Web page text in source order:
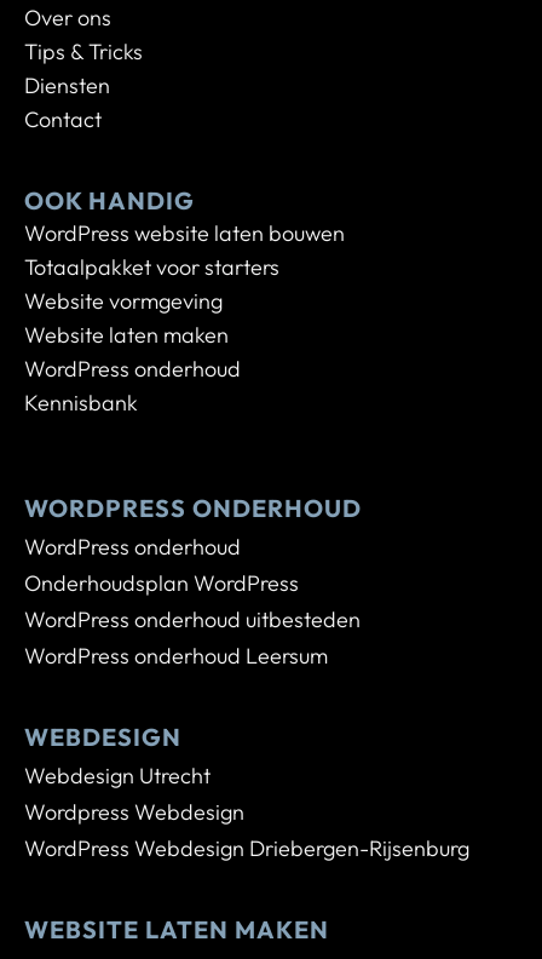
Over ons
Tips & Tricks
Diensten
Contact
OOK HANDIG
WordPress website laten bouwen
Totaalpakket voor starters
Website vormgeving
Website laten maken
WordPress onderhoud
Kennisbank
WORDPRESS ONDERHOUD
WordPress onderhoud
Onderhoudsplan WordPress
WordPress onderhoud uitbesteden
WordPress onderhoud Leersum
WEBDESIGN
Webdesign Utrecht
Wordpress Webdesign
WordPress Webdesign Driebergen-Rijsenburg
WEBSITE LATEN MAKEN